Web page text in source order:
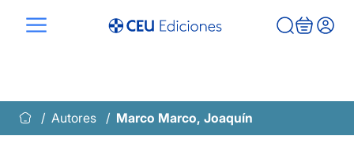
Autores Marco Marco, Joaquín